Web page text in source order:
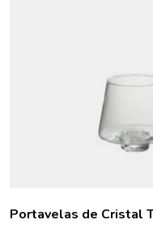
Portavelas de Cristal